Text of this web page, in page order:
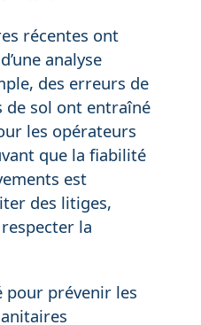
récentes ont
analyse
des erreurs de
de sol ont entraîné
les opérateurs
que la fiabilité
est
des litiges,
la
pour prévenir les